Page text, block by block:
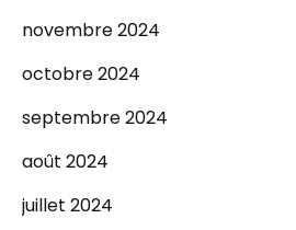
novembre 2024
octobre 2024
septembre 2024
août 2024
juillet 2024